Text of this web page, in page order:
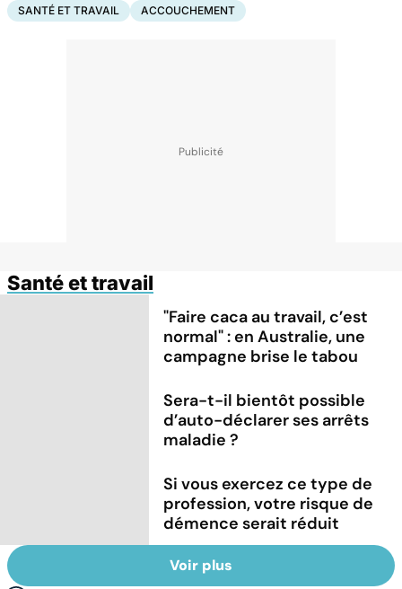
SANTÉ ET TRAVAIL ACCOUCHEMENT
Santé et travail
"Faire caca au travail, c’est
normal" : en Australie, une
campagne brise le tabou
Sera-t-il bientôt possible
d’auto-déclarer ses arrêts
maladie ?
Si vous exercez ce type de
profession, votre risque de
démence serait réduit
Voir plus